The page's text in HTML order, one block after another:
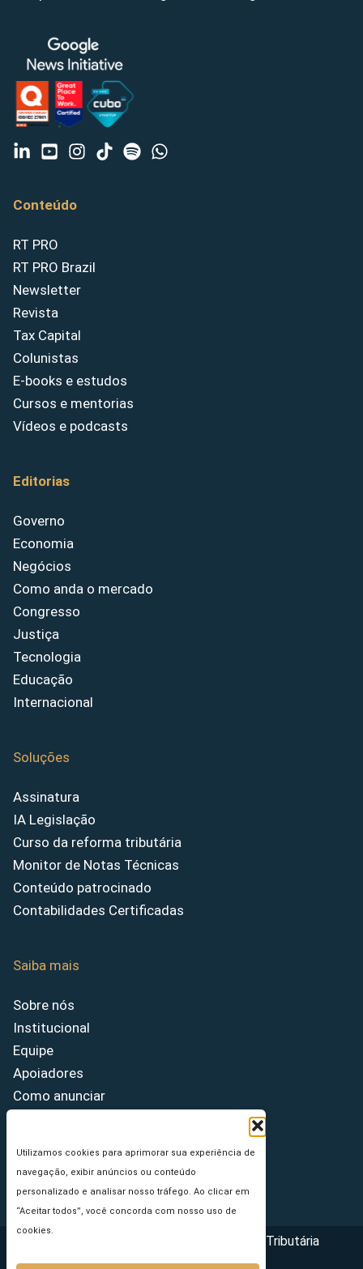
Utilizamos cookies para aprimorar sua experiência de
navegação, exibir anúncios ou conteúdo
personalizado e analisar nosso tráfego. Ao clicar em
“Aceitar todos”, você concorda com nosso uso de
cookies.
Conteúdo
RT PRO
RT PRO Brazil
Newsletter
Revista
Tax Capital
Colunistas
E-books e estudos
Cursos e mentorias
Vídeos e podcasts
Editorias
Governo
Economia
Negócios
Como anda o mercado
Congresso
Justiça
Tecnologia
Educação
Internacional
Soluções
Assinatura
IA Legislação
Curso da reforma tributária
Monitor de Notas Técnicas
Conteúdo patrocinado
Contabilidades Certificadas
Saiba mais
Sobre nós
Institucional
Equipe
Apoiadores
Como anunciar
Princípios Editoriais
Copyright © 2026 - Portal da Reforma Tributária